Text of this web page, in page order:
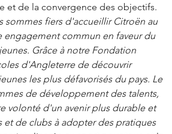
et de la convergence des objectifs.
sommes fiers d'accueillir Citroën au
engagement commun en faveur du
Grâce à notre Fondation
d'Angleterre de découvrir
les plus défavorisés du pays. Le
de développement des talents,
volonté d'un avenir plus durable et
et de clubs à adopter des pratiques